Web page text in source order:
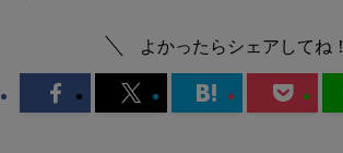
よかったらシェアしてね！